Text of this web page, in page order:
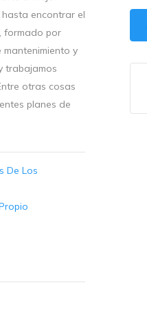
encontrar el
formado por
y
trabajamos
otras cosas
planes de
De Los